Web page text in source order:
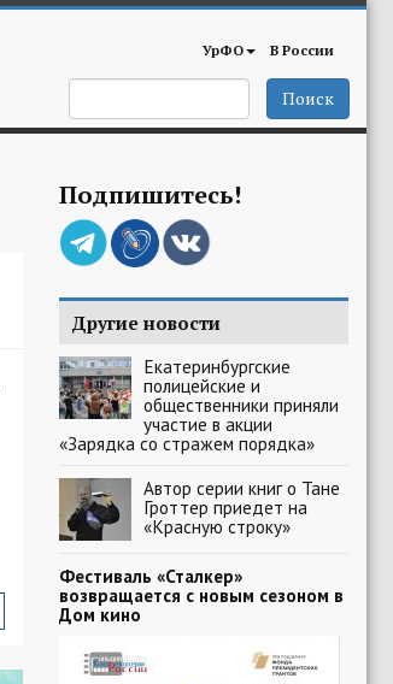
УрФО В России
Поиск
Подпишитесь!
Другие новости
Екатеринбургские
полицейские и
общественники приняли
участие в акции
«Зарядка со стражем порядка»
Автор серии книг о Тане
Гроттер приедет на
«Красную строку»
Фестиваль «Сталкер»
возвращается с новым сезоном в
Дом кино